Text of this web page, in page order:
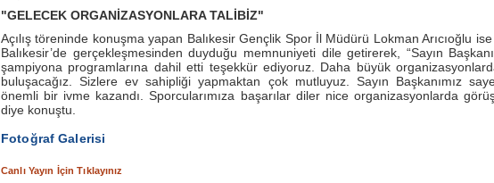
"GELECEK ORGANİZASYONLARA TALİBİZ"
Açılış töreninde konuşma yapan Balıkesir Gençlik Spor İl Müdürü Lokman Arıcıoğlu
Balıkesir’de gerçekleşmesinden duyduğu memnuniyeti dile getirerek, “Sayın
şampiyona programlarına dahil etti teşekkür ediyoruz. Daha büyük
buluşacağız. Sizlere ev sahipliği yapmaktan çok mutluyuz. Sayın Başkanımız
önemli bir ivme kazandı. Sporcularımıza başarılar diler nice organizasyonlarda
diye konuştu.
Fotoğraf Galerisi
Canlı Yayın İçin Tıklayınız